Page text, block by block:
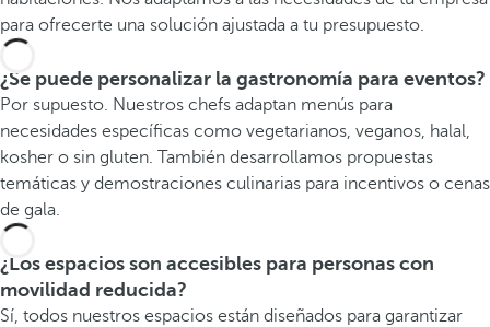
para ofrecerte una solución ajustada a tu presupuesto.
¿Se puede personalizar la gastronomía para eventos?
Por supuesto. Nuestros chefs adaptan menús para
necesidades específicas como vegetarianos, veganos, halal,
kosher o sin gluten. También desarrollamos propuestas
temáticas y demostraciones culinarias para incentivos o cenas
de gala.
¿Los espacios son accesibles para personas con
movilidad reducida?
Sí, todos nuestros espacios están diseñados para garantizar